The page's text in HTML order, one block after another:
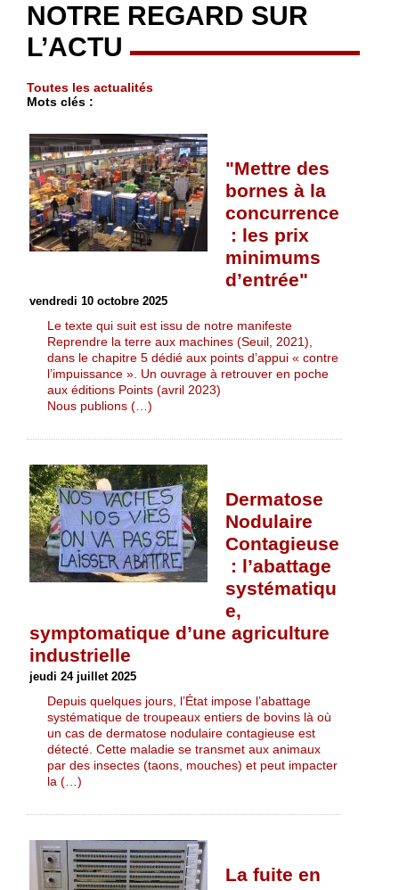
NOTRE REGARD SUR
L’ACTU
Toutes les actualités
Mots clés :
"Mettre des
bornes à la
concurrence
: les prix
minimums
d’entrée"
vendredi 10 octobre 2025
Le texte qui suit est issu de notre manifeste
Reprendre la terre aux machines (Seuil, 2021),
dans le chapitre 5 dédié aux points d’appui « contre
l’impuissance ». Un ouvrage à retrouver en poche
aux éditions Points (avril 2023)
Nous publions (…)
Dermatose
Nodulaire
Contagieuse
: l’abattage
systématiqu
e,
symptomatique d’une agriculture
industrielle
jeudi 24 juillet 2025
Depuis quelques jours, l’État impose l’abattage
systématique de troupeaux entiers de bovins là où
un cas de dermatose nodulaire contagieuse est
détecté. Cette maladie se transmet aux animaux
par des insectes (taons, mouches) et peut impacter
la (…)
La fuite en